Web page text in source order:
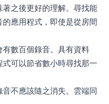
著之後更好的理解。尋找能
應用程式，即使是從房間
有數百個錄音。具有資料
可以節省數小時尋找那一
不應該隨之消失。雲端同